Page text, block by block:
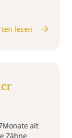
lesen
alt
Zähne